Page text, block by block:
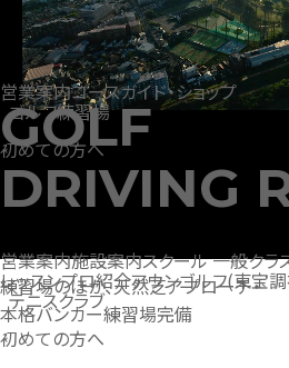
営業案内コースガイド・ショップ
ゴルフ練習場
初めての方へ
営業案内施設案内スクール 一般クラ
レッスンプロ紹介アウンゴルフ(東宝
テニスクラブ
初めての方へ
GOLF
DRIVING
練習場のほか、天然芝アプローチ・
本格バンカー練習場完備